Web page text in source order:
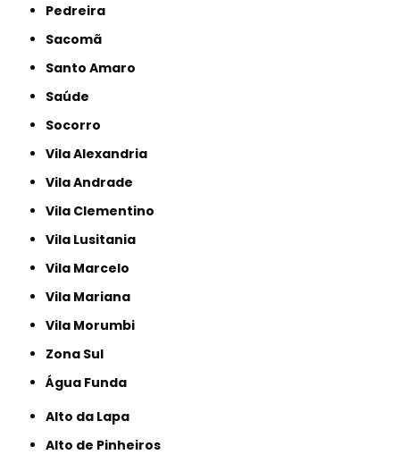
Pedreira
Sacomã
Santo Amaro
Saúde
Socorro
Vila Alexandria
Vila Andrade
Vila Clementino
Vila Lusitania
Vila Marcelo
Vila Mariana
Vila Morumbi
Zona Sul
Água Funda
Alto da Lapa
Alto de Pinheiros